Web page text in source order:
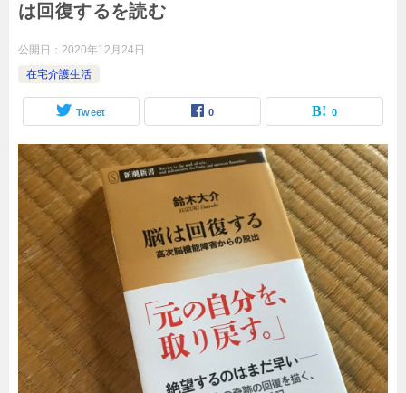
は回復するを読む
公開日： 2020年12月24日
在宅介護生活
Tweet 0 0